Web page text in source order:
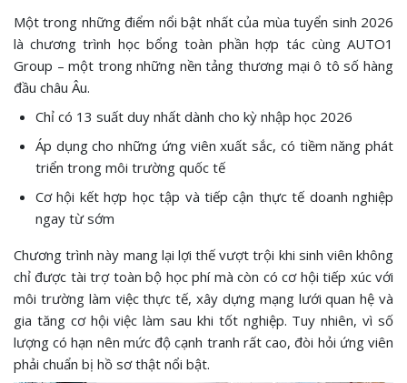
Một trong những điểm nổi bật nhất của mùa tuyển sinh 2026
là chương trình học bổng toàn phần hợp tác cùng AUTO1
Group – một trong những nền tảng thương mại ô tô số hàng
đầu châu Âu.
Chỉ có 13 suất duy nhất dành cho kỳ nhập học 2026
Áp dụng cho những ứng viên xuất sắc, có tiềm năng phát
triển trong môi trường quốc tế
Cơ hội kết hợp học tập và tiếp cận thực tế doanh nghiệp
ngay từ sớm
Chương trình này mang lại lợi thế vượt trội khi sinh viên không
chỉ được tài trợ toàn bộ học phí mà còn có cơ hội tiếp xúc với
môi trường làm việc thực tế, xây dựng mạng lưới quan hệ và
gia tăng cơ hội việc làm sau khi tốt nghiệp. Tuy nhiên, vì số
lượng có hạn nên mức độ cạnh tranh rất cao, đòi hỏi ứng viên
phải chuẩn bị hồ sơ thật nổi bật.